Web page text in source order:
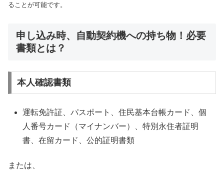
ることが可能です。
申し込み時、自動契約機への持ち物！必要
書類とは？
本人確認書類
運転免許証、パスポート、住民基本台帳カード、個
人番号カード（マイナンバー）、特別永住者証明
書、在留カード、公的証明書類
または、